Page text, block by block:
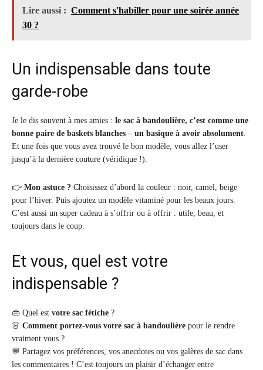
Lire aussi : Comment s'habiller pour une soirée année
30 ?
Un indispensable dans toute
garde-robe
Je le dis souvent à mes amies : le sac à bandoulière, c’est comme une
bonne paire de baskets blanches – un basique à avoir absolument.
Et une fois que vous avez trouvé le bon modèle, vous allez l’user
jusqu’à la dernière couture (véridique !).
👉 Mon astuce ? Choisissez d’abord la couleur : noir, camel, beige
pour l’hiver. Puis ajoutez un modèle vitaminé pour les beaux jours.
C’est aussi un super cadeau à s’offrir ou à offrir : utile, beau, et
toujours dans le coup.
Et vous, quel est votre
indispensable ?
👜 Quel est votre sac fétiche ?
👗 Comment portez-vous votre sac à bandoulière pour le rendre
vraiment vous ?
💬 Partagez vos préférences, vos anecdotes ou vos galères de sac dans
les commentaires ! C’est toujours un plaisir d’échanger entre